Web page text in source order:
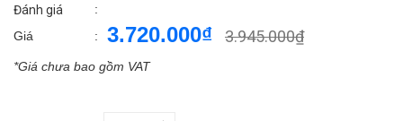
Đánh giá
:
Giá
: 3.720.000₫ 3.945.000₫
*Giá chưa bao gồm VAT